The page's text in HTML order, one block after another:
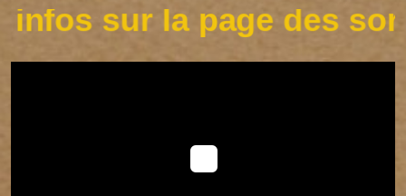
sur la page des